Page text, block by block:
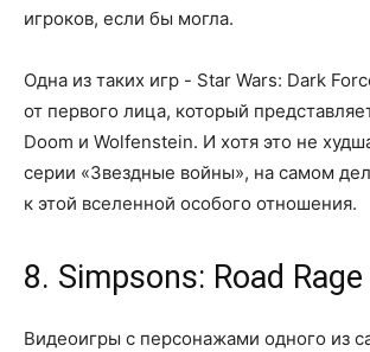
игроков, если бы могла.
Одна из таких игр - Star Wars: Dark
от первого лица, который
Doom и Wolfenstein. И хотя это не
серии «Звездные войны», на самом
к этой вселенной особого отношения.
8. Simpsons: Road Rage
Видеоигры с персонажами одного из